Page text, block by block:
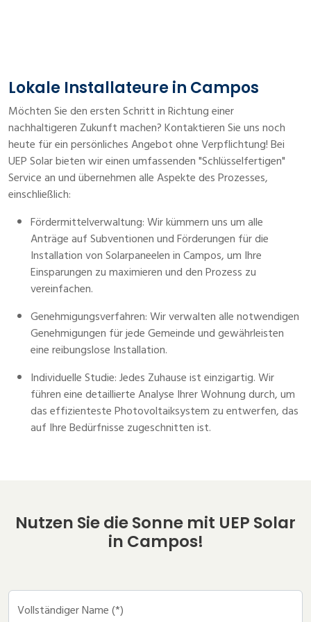
Lokale Installateure in Campos
Möchten Sie den ersten Schritt in Richtung einer
nachhaltigeren Zukunft machen? Kontaktieren Sie uns noch
heute für ein persönliches Angebot ohne Verpflichtung! Bei
UEP Solar bieten wir einen umfassenden "Schlüsselfertigen"
Service an und übernehmen alle Aspekte des Prozesses,
einschließlich:
Fördermittelverwaltung: Wir kümmern uns um alle
Anträge auf Subventionen und Förderungen für die
Installation von Solarpaneelen in Campos, um Ihre
Einsparungen zu maximieren und den Prozess zu
vereinfachen.
Genehmigungsverfahren: Wir verwalten alle notwendigen
Genehmigungen für jede Gemeinde und gewährleisten
eine reibungslose Installation.
Individuelle Studie: Jedes Zuhause ist einzigartig. Wir
führen eine detaillierte Analyse Ihrer Wohnung durch, um
das effizienteste Photovoltaiksystem zu entwerfen, das
auf Ihre Bedürfnisse zugeschnitten ist.
Nutzen Sie die Sonne mit UEP Solar
in Campos!
Vollständiger Name (*)